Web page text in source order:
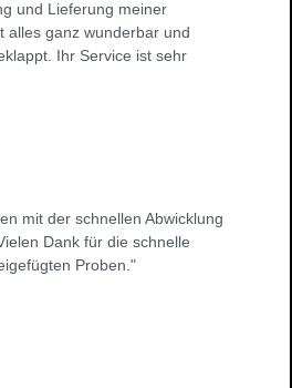
und Lieferung meiner
alles ganz wunderbar und
Ihr Service ist sehr
mit der schnellen Abwicklung
Dank für die schnelle
Proben."